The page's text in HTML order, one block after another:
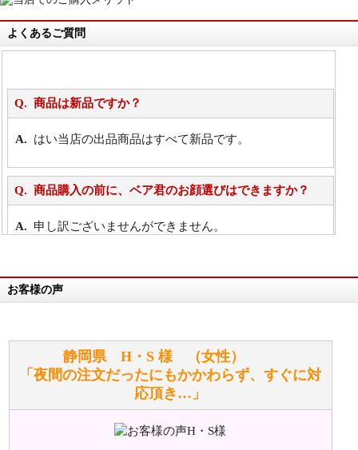
よくあるご質問
商品は新品ですか？
はい当店の出品商品はすべて新品です。
商品購入の前に、ベア君のお顔選びはできますか？
申し訳ございませんができません。
万が一欲しい商品が見つからない場合は、探して取り
お任せください！それは当店が謡っています「おも
てなしの心」で対応させていただきます。
シュタイフのぬいぐるみは洗濯できますか？ ぬいぐ
るみのお手入れ方法を教えてください。
お客様の声
静岡県 H・S 様 （女性）
「夜間の注文だったにもかかわらず、すぐに対
応頂き…」